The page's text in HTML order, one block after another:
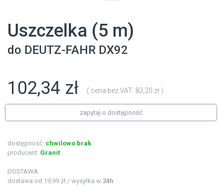
Uszczelka (5 m)
do DEUTZ-FAHR DX92
102,34 zł ( cena bez VAT: 83,20 zł )
zapytaj o dostępność
dostępność: chwilowo brak
producent: Granit
DOSTAWA
dostawa od 19,99 zł / wysyłka w 24h